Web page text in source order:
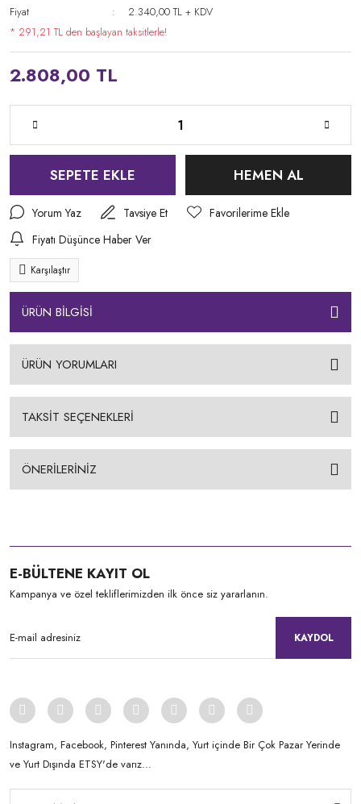
Fiyat
2.340,00 TL + KDV
* 291,21 TL den başlayan taksitlerle!
2.808,00 TL
SEPETE EKLE HEMEN AL
Yorum Yaz
Tavsiye Et
Fiyatı Düşünce Haber Ver
Karşılaştır
ÜRÜN BİLGİSİ
ÜRÜN YORUMLARI
TAKSİT SEÇENEKLERİ
ÖNERİLERİNİZ
E-BÜLTENE KAYIT OL
Kampanya ve özel tekliflerimizden ilk önce siz yararlanın.
KAYDOL
Instagram, Facebook, Pinterest Yanında, Yurt içinde Bir Çok Pazar Yerinde
ve Yurt Dışında ETSY'de varız...